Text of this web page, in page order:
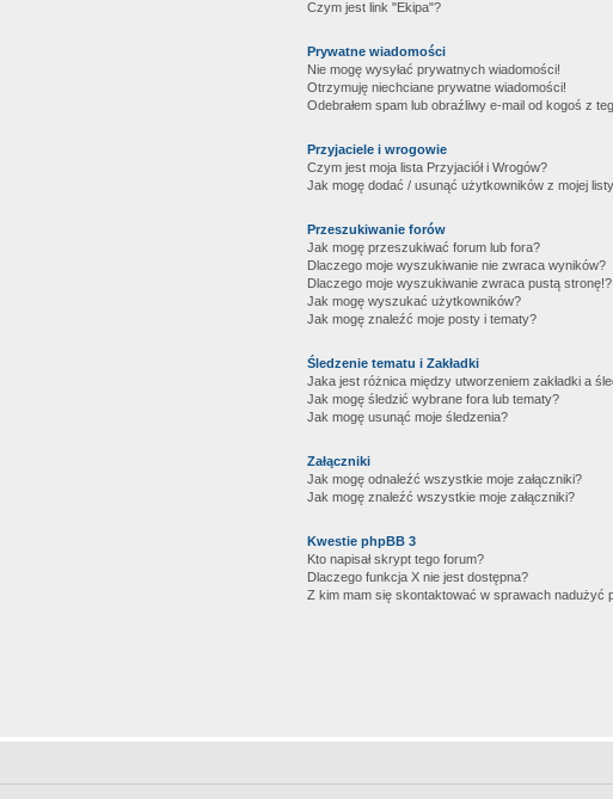
Czym jest link "Ekipa"?
Prywatne wiadomości
Nie mogę wysyłać prywatnych wiadomości!
Otrzymuję niechciane prywatne wiadomości!
Odebrałem spam lub obraźliwy e-mail od kogoś z
Przyjaciele i wrogowie
Czym jest moja lista Przyjaciół i Wrogów?
Jak mogę dodać / usunąć użytkowników z mojej
Przeszukiwanie forów
Jak mogę przeszukiwać forum lub fora?
Dlaczego moje wyszukiwanie nie zwraca wyników?
Dlaczego moje wyszukiwanie zwraca pustą stronę!?
Jak mogę wyszukać użytkowników?
Jak mogę znaleźć moje posty i tematy?
Śledzenie tematu i Zakładki
Jaka jest różnica między utworzeniem zakładki a
Jak mogę śledzić wybrane fora lub tematy?
Jak mogę usunąć moje śledzenia?
Załączniki
Jak mogę odnaleźć wszystkie moje załączniki?
Jak mogę znaleźć wszystkie moje załączniki?
Kwestie phpBB 3
Kto napisał skrypt tego forum?
Dlaczego funkcja X nie jest dostępna?
Z kim mam się skontaktować w sprawach nadużyć